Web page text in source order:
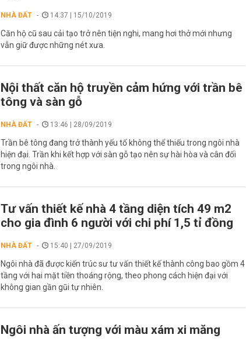
NHÀ ĐẤT 14:37 | 15/10/2019
Căn hộ cũ sau cải tạo trở nên tiện nghi, mang hơi thở mới nhưng
vẫn giữ được những nét xưa.
Nội thất căn hộ truyền cảm hứng với trần bê
tông và sàn gỗ
NHÀ ĐẤT 13:46 | 28/09/2019
Trần bê tông đang trở thành yếu tố không thể thiếu trong ngôi nhà
hiện đại. Trần khi kết hợp với sàn gỗ tạo nên sự hài hòa và cân đối
trong ngôi nhà.
Tư vấn thiết kế nhà 4 tầng diện tích 49 m2
cho gia đình 6 người với chi phí 1,5 tỉ đồng
NHÀ ĐẤT 15:40 | 27/09/2019
Ngôi nhà đã được kiến trúc sư tư vấn thiết kế thành công bao gồm 4
tầng với hai mặt tiền thoáng rộng, theo phong cách hiện đại với
không gian gần gũi tự nhiên.
Ngôi nhà ấn tượng với màu xám xi măng